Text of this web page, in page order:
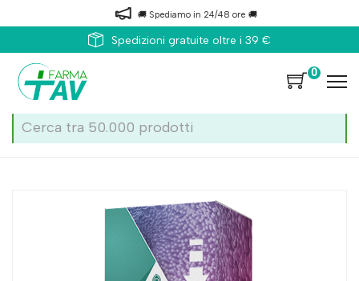
🚚 Spediamo in 24/48 ore 🚚
Spedizioni gratuite oltre i 39 €
0